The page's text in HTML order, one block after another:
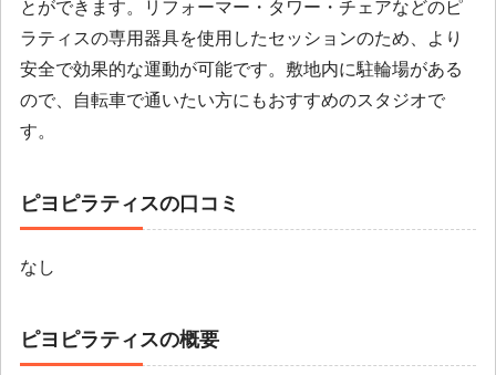
とができます。リフォーマー・タワー・チェアなどのピ
ラティスの専用器具を使用したセッションのため、より
安全で効果的な運動が可能です。敷地内に駐輪場がある
ので、自転車で通いたい方にもおすすめのスタジオで
す。
ピヨピラティスの口コミ
なし
ピヨピラティスの概要